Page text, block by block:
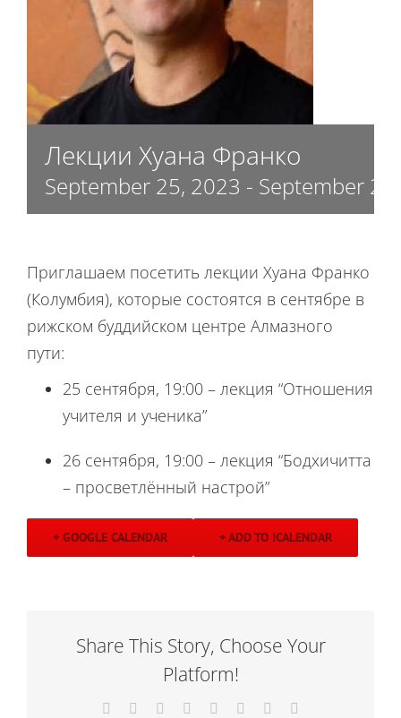
Лекции Хуана Франко
September 25, 2023 - September
Приглашаем посетить лекции Хуана Франко
(Колумбия), которые состоятся в сентябре в
рижском буддийском центре Алмазного
пути:
25 сентября, 19:00 – лекция “Отношения
учителя и ученика”
26 сентября, 19:00 – лекция “Бодхичитта
– просветлённый настрой”
+ GOOGLE CALENDAR + ADD TO ICALENDAR
Share This Story, Choose Your
Platform!
Facebook Reddit LinkedIn
TumblrPinterest